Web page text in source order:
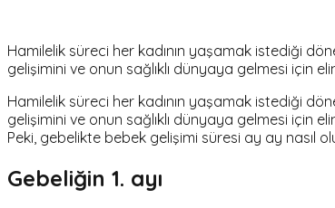
Hamilelik süreci her kadının yaşamak istediği
gelişimini ve onun sağlıklı dünyaya gelmesi için
Hamilelik süreci her kadının yaşamak istediği
gelişimini ve onun sağlıklı dünyaya gelmesi için
Peki, gebelikte bebek gelişimi süresi ay ay nasıl
Gebeliğin 1. ayı